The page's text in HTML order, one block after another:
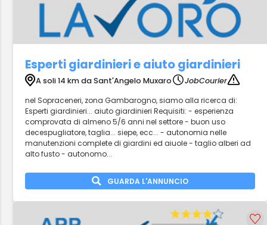
Esperti giardinieri e aiuto giardinieri
A soli 14 km da Sant'Angelo Muxaro
JobCourier
nel Sopraceneri, zona Gambarogno, siamo alla ricerca di:
Esperti giardinieri... aiuto giardinieri Requisiti: - esperienza
comprovata di almeno 5/6 anni nel settore - buon uso
decespugliatore, taglia... siepe, ecc... - autonomia nelle
manutenzioni complete di giardini ed aiuole - taglio alberi ad
alto fusto - autonomo...
GUARDA L'ANNUNCIO